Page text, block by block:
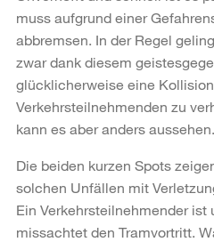
muss aufgrund einer
abbremsen. In der Regel
zwar dank diesem
glücklicherweise eine
Verkehrsteilnehmenden zu
kann es aber anders aussehen.
Die beiden kurzen Spots
solchen Unfällen mit
Ein Verkehrsteilnehmender ist
missachtet den Tramvortritt.